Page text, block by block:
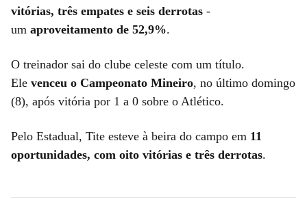
vitórias, três empates e seis derrotas -
um aproveitamento de 52,9%.
O treinador sai do clube celeste com um título.
Ele venceu o Campeonato Mineiro, no último domingo
(8), após vitória por 1 a 0 sobre o Atlético.
Pelo Estadual, Tite esteve à beira do campo em 11
oportunidades, com oito vitórias e três derrotas.